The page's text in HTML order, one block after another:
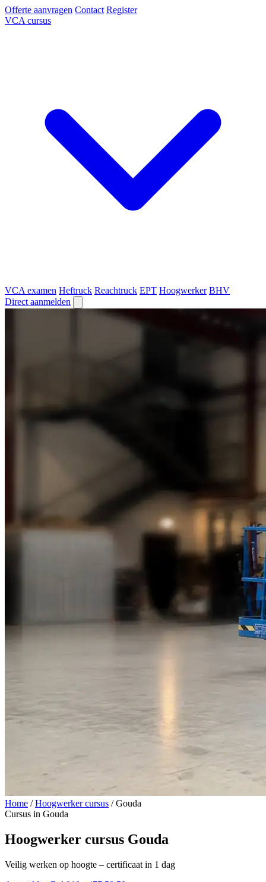
Offerte aanvragen Contact Register
VCA cursus
VCA examen Heftruck Reachtruck EPT Hoogwerker BHV
Direct aanmelden
Home / Hoogwerker cursus / Gouda
Cursus in Gouda
Hoogwerker cursus Gouda
Veilig werken op hoogte – certificaat in 1 dag